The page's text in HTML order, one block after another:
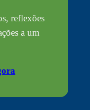
reflexões
a um